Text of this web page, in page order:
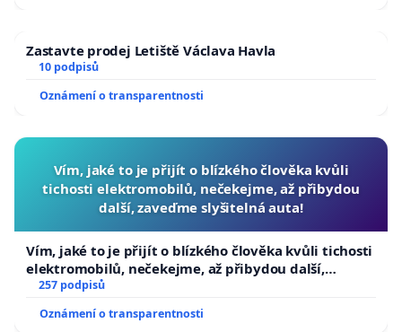
Zastavte prodej Letiště Václava Havla
10 podpisů
Oznámení o transparentnosti
Vím, jaké to je přijít o blízkého člověka kvůli
tichosti elektromobilů, nečekejme, až přibydou
další, zaveďme slyšitelná auta!
Vím, jaké to je přijít o blízkého člověka kvůli tichosti
elektromobilů, nečekejme, až přibydou další,
zaveďme slyšitelná auta!
257 podpisů
Oznámení o transparentnosti